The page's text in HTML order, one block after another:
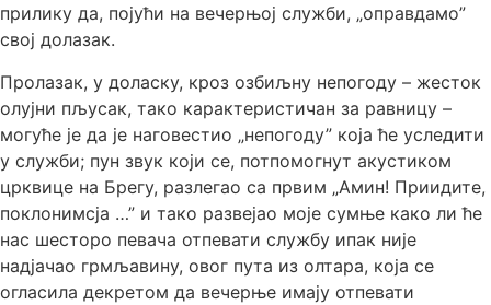
прилику да, појући на вечерњој служби, „оправдамо”
свој долазак.
Пролазак, у доласку, кроз озбиљну непогоду – жесток
олујни пљусак, тако карактеристичан за равницу –
могуће је да је наговестио „непогоду” која ће уследити
у служби; пун звук који се, потпомогнут акустиком
црквице на Брегу, разлегао са првим „Амин! Приидите,
поклонимсја …” и тако развејао моје сумње како ли ће
нас шесторо певача отпевати службу ипак није
надјачао грмљавину, овог пута из олтара, која се
огласила декретом да вечерње имају отпевати